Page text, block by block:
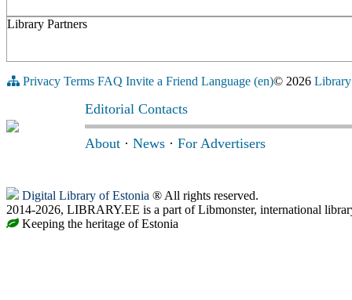
Library Partners
Privacy Terms FAQ Invite a Friend Language (en)© 2026
Editorial Contacts
About · News · For Advertisers
Digital Library of Estonia ® All rights reserved.
2014-2026, LIBRARY.EE is a part of Libmonster, international
Keeping the heritage of Estonia